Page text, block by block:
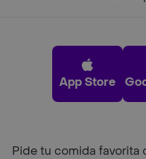
App Store
Pide tu comida favorita